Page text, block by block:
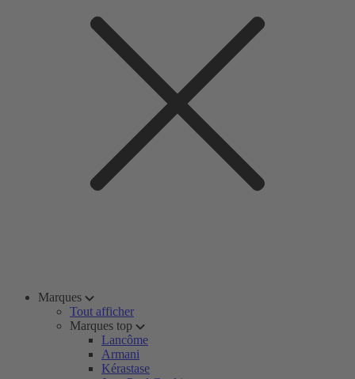
Marques
Tout afficher
Marques top
Lancôme
Armani
Kérastase